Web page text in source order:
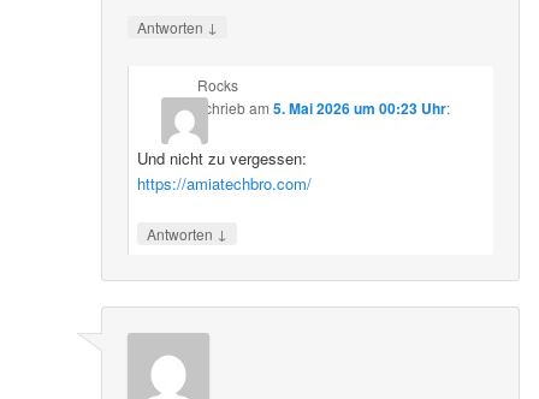
Antworten ↓
Rocks
schriebam 5. Mai 2026 um 00:23 Uhr:
Und nicht zu vergessen:
https://amiatechbro.com/
Antworten ↓